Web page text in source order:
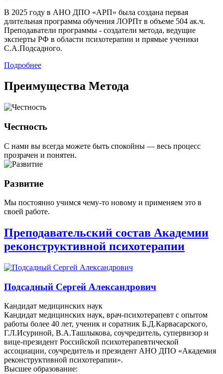
В 2025 году в АНО ДПО «АРП» была создана первая
длительная программа обучения ЛОРПт в объеме 504 ак.ч.
Преподаватели программы - создатели метода, ведущие
эксперты РФ в области психотерапии и прямые ученики
С.А.Подсадного.
Подробнее
Преимущества Метода
Честность
С нами вы всегда можете быть спокойны — весь процесс
прозрачен и понятен.
Развитие
Мы постоянно учимся чему-то новому и применяем это в
своей работе.
Преподавательский состав Академии
реконструктивной психотерапии
Подсадный Сергей Александрович
Кандидат медицинских наук
Кандидат медицинских наук, врач-психотерапевт с опытом
работы более 40 лет, ученик и соратник Б.Д.Карвасарского,
Г.Л.Исуриной, В.А.Ташлыкова, соучредитель, супервизор и
вице-президент Российской психотерапевтической
ассоциации, соучредитель и президент АНО ДПО «Академия
реконструктивной психотерапии».
Высшее образование: